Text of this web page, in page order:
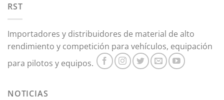
RST
Importadores y distribuidores de material de alto
rendimiento y competición para vehículos, equipación
para pilotos y equipos.
NOTICIAS